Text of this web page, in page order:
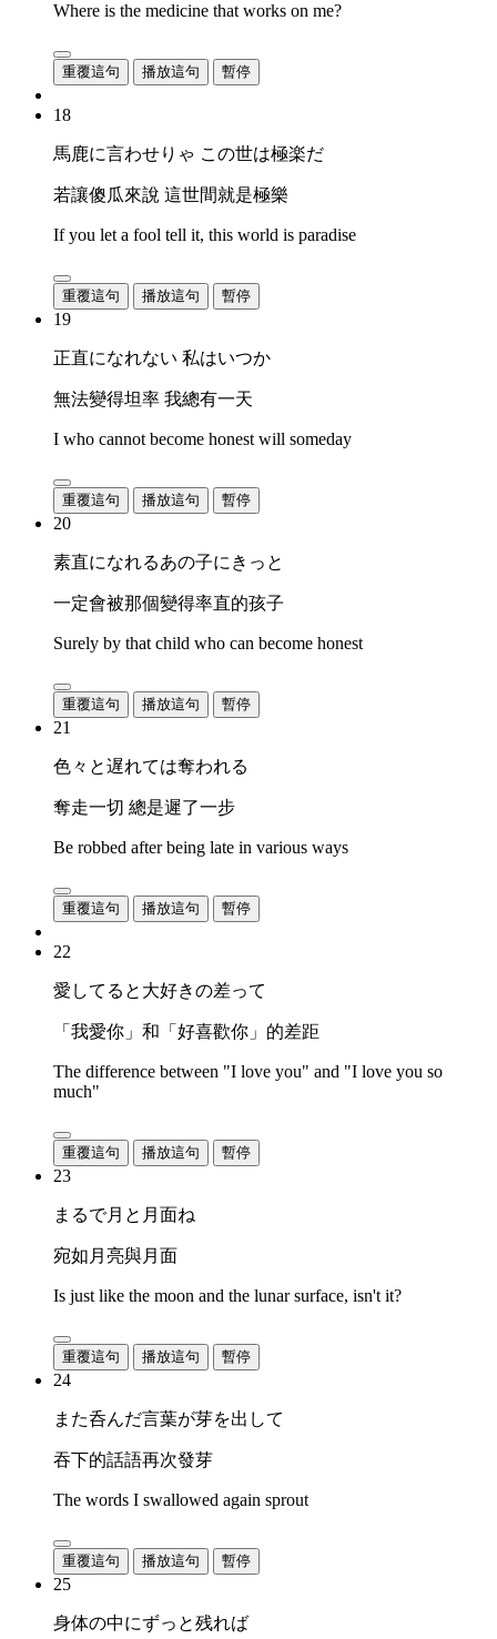
Where is the medicine that works on me?
重覆這句 播放這句 暫停
18
馬鹿に言わせりゃ この世は極楽だ
若讓傻瓜來說 這世間就是極樂
If you let a fool tell it, this world is paradise
重覆這句 播放這句 暫停
19
正直になれない 私はいつか
無法變得坦率 我總有一天
I who cannot become honest will someday
重覆這句 播放這句 暫停
20
素直になれるあの子にきっと
一定會被那個變得率直的孩子
Surely by that child who can become honest
重覆這句 播放這句 暫停
21
色々と遅れては奪われる
奪走一切 總是遲了一步
Be robbed after being late in various ways
重覆這句 播放這句 暫停
22
愛してると大好きの差って
「我愛你」和「好喜歡你」的差距
The difference between "I love you" and "I love you so
much"
重覆這句 播放這句 暫停
23
まるで月と月面ね
宛如月亮與月面
Is just like the moon and the lunar surface, isn't it?
重覆這句 播放這句 暫停
24
また呑んだ言葉が芽を出して
吞下的話語再次發芽
The words I swallowed again sprout
重覆這句 播放這句 暫停
25
身体の中にずっと残れば